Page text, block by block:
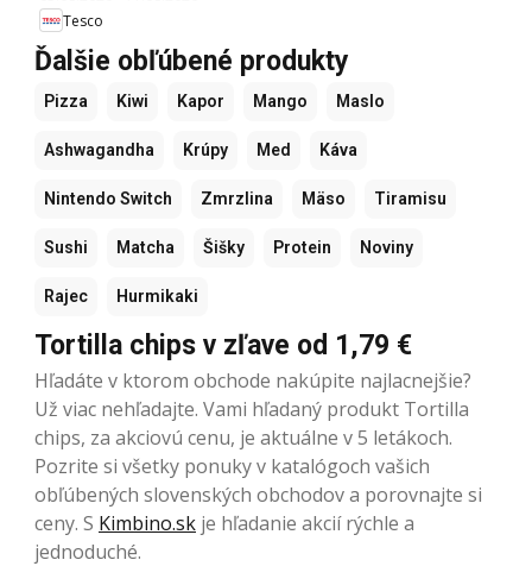
Tesco
Ďalšie obľúbené produkty
Pizza Kiwi Kapor Mango Maslo
Ashwagandha Krúpy Med Káva
Nintendo Switch Zmrzlina Mäso Tiramisu
Sushi Matcha Šišky Protein Noviny
Rajec Hurmikaki
Tortilla chips v zľave od 1,79 €
Hľadáte v ktorom obchode nakúpite najlacnejšie?
Už viac nehľadajte. Vami hľadaný produkt Tortilla
chips, za akciovú cenu, je aktuálne v 5 letákoch.
Pozrite si všetky ponuky v katalógoch vašich
obľúbených slovenských obchodov a porovnajte si
ceny. S Kimbino.sk je hľadanie akcií rýchle a
jednoduché.